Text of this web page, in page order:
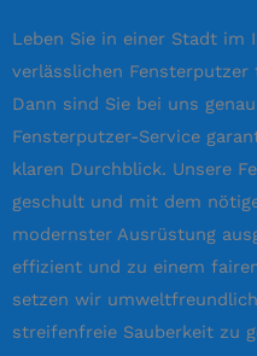
Leben Sie in einer Stadt im
verlässlichen
Dann sind Sie bei uns
Fensterputzer-Service
klaren Durchblick. Unsere
geschult und mit dem
modernster Ausrüstung
effizient und zu einem
setzen wir
streifenfreie Sauberkeit zu